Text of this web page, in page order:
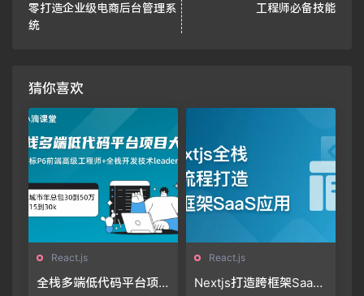
零打造企业级电商后台管理系
统
工程师必备技能
猜你喜欢
React.js
全栈多端低代码平台项
React.js
Nextjs打造跨框架SaaS